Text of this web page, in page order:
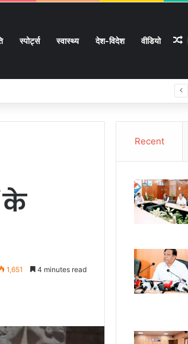
स्पोर्ट्स स्वास्थ्य देश-विदेश वीडियो
राज्य कैबिनेट ने लिए ऐतिहासिक फैसले
के
1,651 4 minutes read
Recent